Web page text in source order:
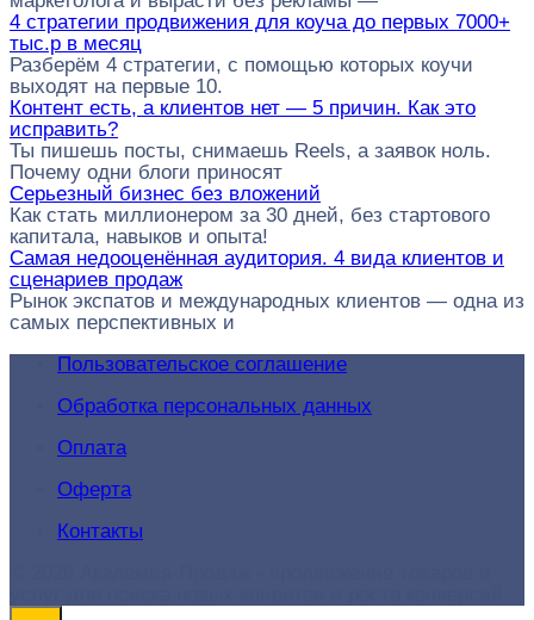
4 стратегии продвижения для коуча до первых 7000+
тыс.р в месяц
Разберём 4 стратегии, с помощью которых коучи
выходят на первые 10.
Контент есть, а клиентов нет — 5 причин. Как это
исправить?
Ты пишешь посты, снимаешь Reels, а заявок ноль.
Почему одни блоги приносят
Серьезный бизнес без вложений
Как стать миллионером за 30 дней, без стартового
капитала, навыков и опыта!
Самая недооценённая аудитория. 4 вида клиентов и
сценариев продаж
Рынок экспатов и международных клиентов — одна из
самых перспективных и
Пользовательское соглашение
Обработка персональных данных
Оплата
Оферта
Контакты